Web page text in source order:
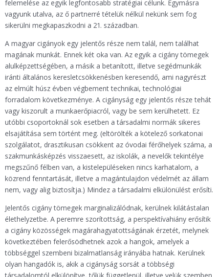
felemelése az egyik legfontosabb stratégiai célunk. Egymásra
vagyunk utalva, az ő partnerré tételük nélkül nekünk sem fog
sikerülni megkapaszkodni a 21. században.
A magyar cigányok egy jelentős része nem talál, nem találhat
magának munkát. Ennek két oka van. Az egyik a cigány tömegek
alulképzettségében, a másik a betanított, illetve segédmunkák
iránti általános keresletcsökkenésben keresendő, ami nagyrészt
az elmúlt húsz évben végbement technikai, technológiai
forradalom következménye. A cigányság egy jelentős része tehát
vagy kiszorult a munkaerőpiacról, vagy be sem kerülhetett. Ez
utóbbi csoportoknál sok esetben a társadalmi normák sikeres
elsajátítása sem történt meg. (eltörölték a kötelező sorkatonai
szolgálatot, drasztikusan csökkent az óvodai férőhelyek száma, a
szakmunkásképzés visszaesett, az iskolák, a nevelők tekintélye
megszűnő félben van, a kistelepüléseken nincs karhatalom, a
közrend fenntartását, illetve a magántulajdon védelmét az állam
nem, vagy alig biztosítja.) Mindez a társadalmi elkülönülést erősíti.
Jelentős cigány tömegek marginalizálódnak, kerülnek kilátástalan
élethelyzetbe. A peremre szorítottság, a perspektívahiány erősítik
a cigány közösségek magárahagyatottságának érzetét, melynek
következtében felerősödhetnek azok a hangok, amelyek a
többséggel szembeni bizalmatlanság irányába hatnak. Kerülnek
olyan hangadók is, akik a cigányság sorsát a többségi